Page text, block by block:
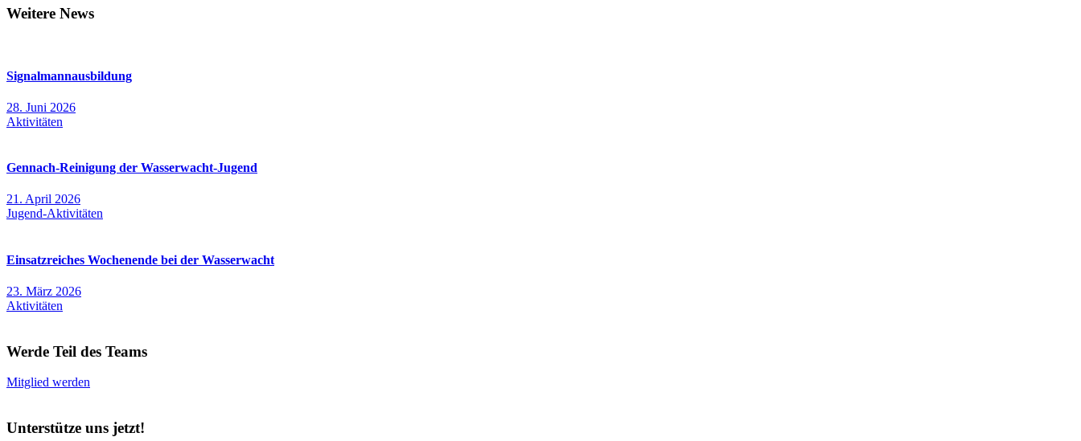
Weitere News
Signalmannausbildung
28. Juni 2026
Aktivitäten
Gennach-Reinigung der Wasserwacht-Jugend
21. April 2026
Jugend-Aktivitäten
Einsatzreiches Wochenende bei der Wasserwacht
23. März 2026
Aktivitäten
Werde Teil des Teams
Mitglied werden
Unterstütze uns jetzt!